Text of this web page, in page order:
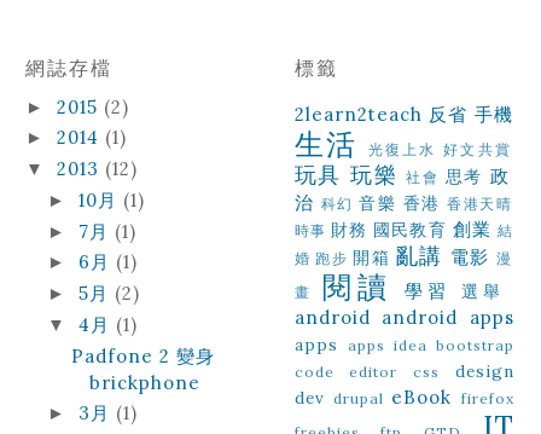
網誌存檔
►2015 (2)
►2014 (1)
▼2013 (12)
►10月 (1)
► 7月 (1)
► 6月 (1)
►5月 (2)
▼4月 (1)
Padfone 2 變身
brickphone
► 3月 (1)
標籤
2learn2teach 反省 手機
生活 光復上水 好文共賞
玩具 玩樂 社會 思考 政
治 科幻 音樂 香港 香港天晴
時事 財務 國民教育 創業 結
婚 跑步 開箱 亂講 電影 漫
畫
閱讀 學習 選舉
android android apps
apps apps idea bootstrap
code editor
css
design
dev drupal eBook firefox